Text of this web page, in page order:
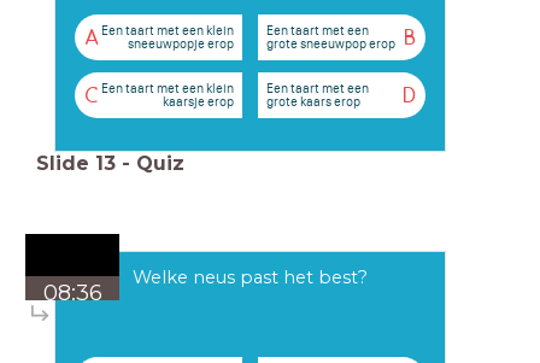
A Een taart met een klein
sneeuwpopje erop
B
Een taart met een
grote sneeuwpop erop
C Een taart met een klein
kaarsje erop
D
Een taart met een
grote kaars erop
Slide 13 - Quiz
08:36
Welke neus past het best?